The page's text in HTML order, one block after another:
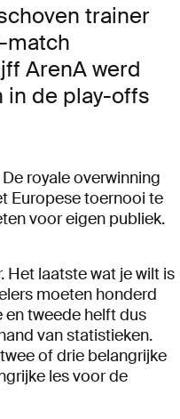
trainer
match
ArenA werd
in de play-offs
royale overwinning
Europese toernooi te
voor eigen publiek.
Het laatste wat je wilt is
moeten honderd
tweede helft dus
van statistieken.
of drie belangrijke
les voor de